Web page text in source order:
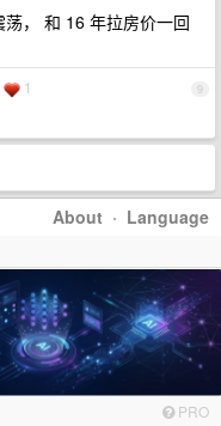
， 和 16 年拉房价一回
9
1
About · Language
PRO